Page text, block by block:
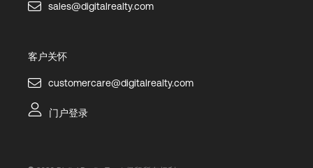
sales@digitalrealty.com
客户关怀
customercare@digitalrealty.com
门户登录